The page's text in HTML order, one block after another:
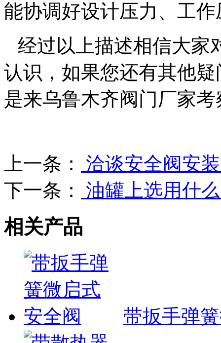
能协调好设计压力、工
经过以上描述相信大家
认识，如果您还有其他
是来乌鲁木齐阀门厂家考
上一条：
洽谈安全阀安
下一条：
油罐上选用什
相关产品
带扳手弹